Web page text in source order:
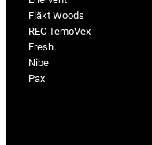
Fläkt Woods
REC TemoVex
Fresh
Nibe
Pax